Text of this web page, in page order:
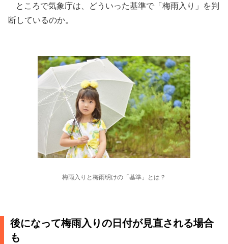
ところで気象庁は、どういった基準で「梅雨入り」を判
断しているのか。
梅雨入りと梅雨明けの「基準」とは？
後になって梅雨入りの日付が見直される場合
も